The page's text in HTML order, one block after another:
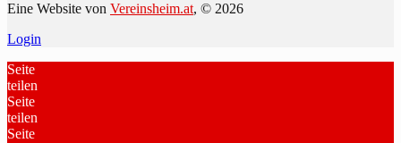
Eine Website von Vereinsheim.at, © 2026
Login
Seite
teilen
Seite
teilen
Seite